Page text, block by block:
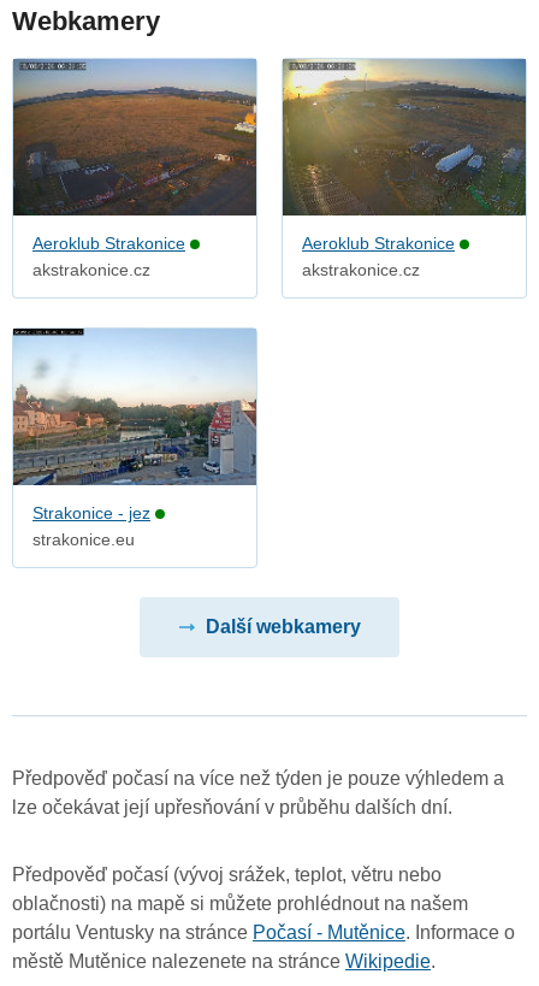
Webkamery
Aeroklub Strakonice
akstrakonice.cz
Aeroklub Strakonice
akstrakonice.cz
Strakonice - jez
strakonice.eu
Další webkamery
Předpověď počasí na více než týden je pouze výhledem a
lze očekávat její upřesňování v průběhu dalších dní.
Předpověď počasí (vývoj srážek, teplot, větru nebo
oblačnosti) na mapě si můžete prohlédnout na našem
portálu Ventusky na stránce Počasí - Mutěnice. Informace o
městě Mutěnice nalezenete na stránce Wikipedie.